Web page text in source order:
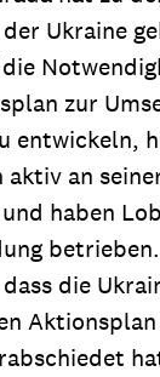
Ukraine
zur
entwickeln,
aktiv an
haben
die